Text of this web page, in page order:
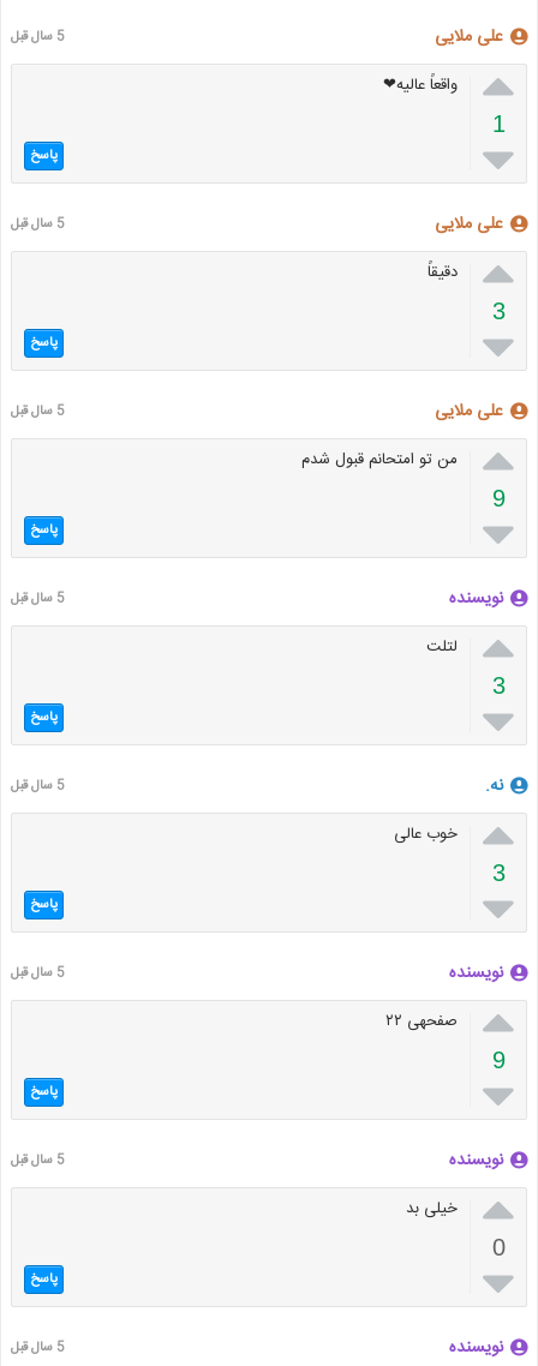
علی ملایی 5 سال قبل

1

واقعاً عالیه❤
پاسخ
علی ملایی 5 سال قبل

3

دقیقاً
پاسخ
علی ملایی 5 سال قبل

9

من تو امتحانم قبول شدم
پاسخ
نویسنده 5 سال قبل

3

لتلت
پاسخ
نه. 5 سال قبل

3

خوب عالی
پاسخ
نویسنده 5 سال قبل

9

صفحهی ۲۲
پاسخ
نویسنده 5 سال قبل

0

خیلی بد
پاسخ
نویسنده 5 سال قبل